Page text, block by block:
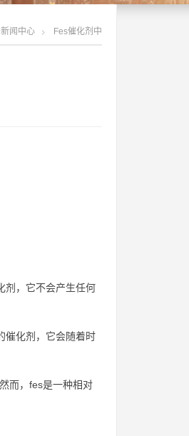
新闻中心 Fes催化剂中
剂，它不会产生任何
催化剂，它会随着时
而，fes是一种相对